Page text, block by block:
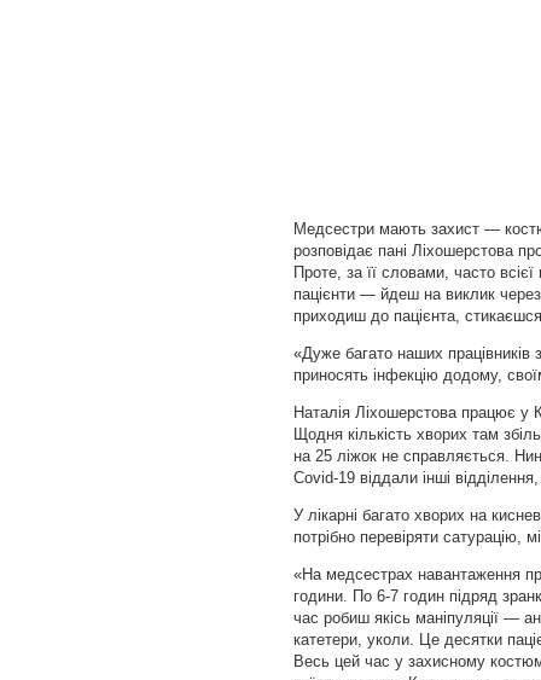
Медсестри мають захист —
розповідає пані Ліхошерстова
Проте, за її словами, часто
пацієнти — йдеш на виклик через
приходиш до пацієнта,
«Дуже багато наших працівників
приносять інфекцію додому,
Наталія Ліхошерстова працює у
Щодня кількість хворих там
на 25 ліжок не справляється.
Covid-19 віддали інші відділення,
У лікарні багато хворих на
потрібно перевіряти сатурацію,
«На медсестрах навантаження
години. По 6-7 годин підряд
час робиш якісь маніпуляції —
катетери, уколи. Це десятки
Весь цей час у захисному